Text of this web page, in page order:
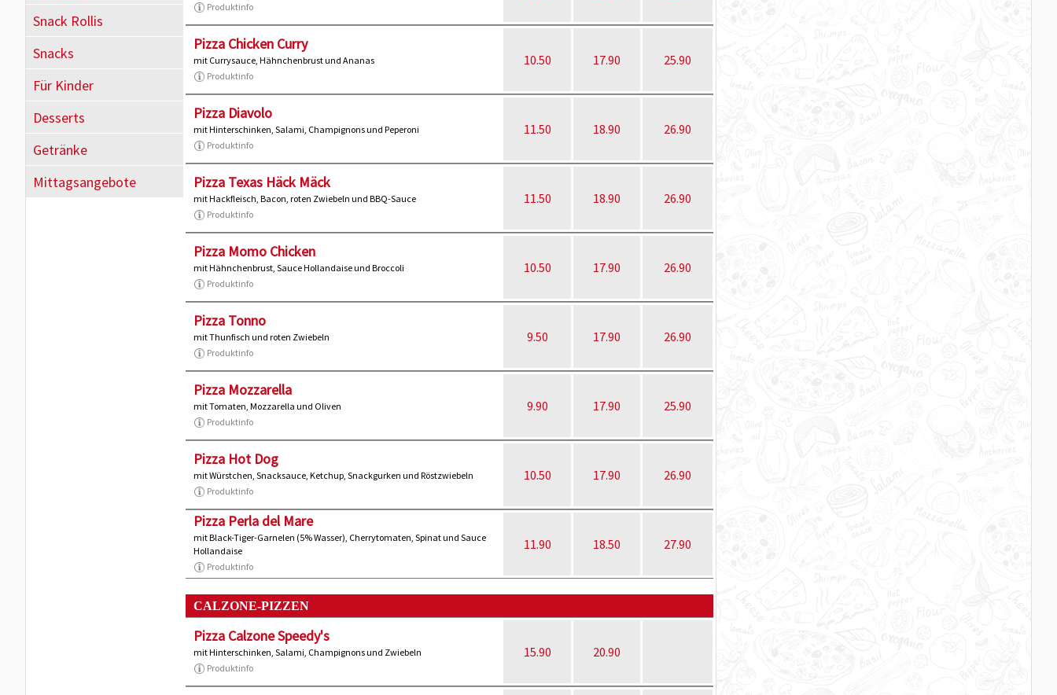
Snack Rollis
Snacks
Für Kinder
Desserts
Getränke
Mittagsangebote
Produktinfo
Pizza Chicken Curry
mit Currysauce, Hähnchenbrust und Ananas
Produktinfo
10.50 17.90 25.90
Pizza Diavolo
mit Hinterschinken, Salami, Champignons und Peperoni
Produktinfo
11.50 18.90 26.90
Pizza Texas Häck Mäck
mit Hackfleisch, Bacon, roten Zwiebeln und BBQ-Sauce
Produktinfo
11.50 18.90 26.90
Pizza Momo Chicken
mit Hähnchenbrust, Sauce Hollandaise und Broccoli
Produktinfo
10.50 17.90 26.90
Pizza Tonno
mit Thunfisch und roten Zwiebeln
Produktinfo
9.50 17.90 26.90
Pizza Mozzarella
mit Tomaten, Mozzarella und Oliven
Produktinfo
9.90 17.90 25.90
Pizza Hot Dog
mit Würstchen, Snacksauce, Ketchup, Snackgurken und Röstzwiebeln
Produktinfo
10.50 17.90 26.90
Pizza Perla del Mare
mit Black-Tiger-Garnelen (5% Wasser), Cherrytomaten, Spinat und Sauce
Hollandaise
Produktinfo
11.90 18.50 27.90
CALZONE-PIZZEN
Pizza Calzone Speedy's
mit Hinterschinken, Salami, Champignons und Zwiebeln
Produktinfo
15.90 20.90